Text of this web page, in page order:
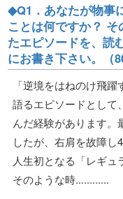
◆Q1．あなたが物事
ことは何ですか？
たエピソードを、読
にお書き下さい。（
「逆境をはねのけ飛
語るエピソードとして
んだ経験があります。
したが、右肩を故障
人生初となる「レギュ
そのような時............